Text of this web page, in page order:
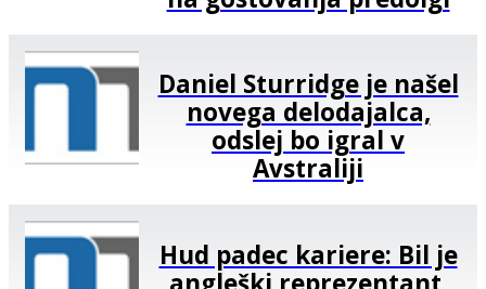
Daniel Sturridge je našel
novega delodajalca,
odslej bo igral v
Avstraliji
Hud padec kariere: Bil je